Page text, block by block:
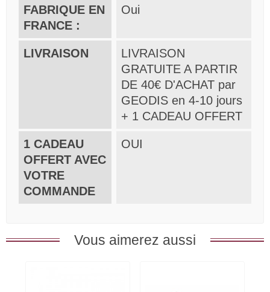
FABRIQUE EN
FRANCE :
Oui
LIVRAISON
LIVRAISON
GRATUITE A PARTIR
DE 40€ D'ACHAT par
GEODIS en 4-10 jours
+ 1 CADEAU OFFERT
1 CADEAU
OFFERT AVEC
VOTRE
COMMANDE
OUI
Vous aimerez aussi